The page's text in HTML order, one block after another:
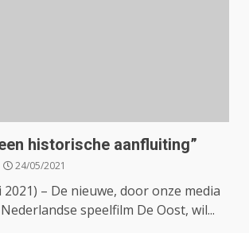
historische aanfluiting”
24/05/2021
2021) – De nieuwe, door onze media
speelfilm De Oost, wil...